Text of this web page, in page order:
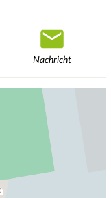
Nachricht